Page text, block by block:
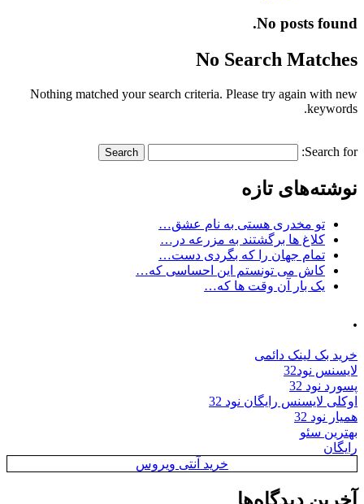
No posts found.
No Search Matches
Nothing matched your search criteria. Please try again with new
keywords.
Search for:
نوشته‌های تازه
تو مخدری هستی به نام عشق…
کلاغ ها برگشتند به مزرعه در…
تمام جهان را که بگردی دست…
کاش می تونستم این احساسی که…
یک بار آن وقت ها که…
.
خرید بک لینک دائمی
لایسنس نود32
پسورد نود 32
اوکلی لایسنس رایگان نود 32
همیار نود 32
بهترین سئو
رایگان
خرید آنتی ویروس